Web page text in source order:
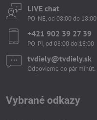
LIVE chat
PO-NE, od 08:00 do 18:00
+421 902 39 27 39
PO-PI, od 08:00 do 18:00
tvdiely​​@tvdiely​​.sk
Odpovieme do pár minút.
Vybrané odkazy